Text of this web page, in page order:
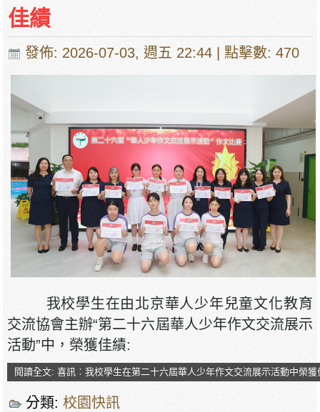
佳績
發佈: 2026-07-03, 週五 22:44 | 點擊數: 470
我校學生在由北京華人少年兒童文化教育
交流協會主辦“第二十六屆華人少年作文交流展示
活動”中，榮獲佳績:
閱讀全文: 喜訊︰我校學生在第二十六屆華人少年作文交流展示活動中榮獲
分類:校園快訊